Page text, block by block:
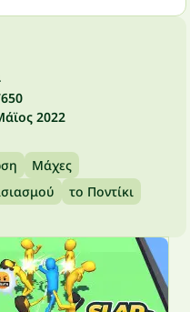
2022
Μάχες
το Ποντίκι